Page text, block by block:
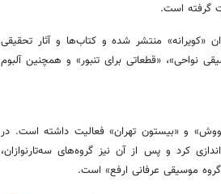
گرفته است.
نواحی با عنوان «کویرانه» منتشر شده و کتاب‌ها و آثار تحقیقی
نواحی»، «قطعاتی برای تنبور» و همچنین آلبوم
و «بیستون تهران» فعالیت داشته است. در
ارفع کرمانی را با حضور 30 دف‌نواز راه‌اندازی کرد و پس از آن نیز گروه‌های سه‌تارنوازان،
موسیقی عرفانی ارفع» است.